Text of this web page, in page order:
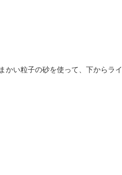
粒子の砂を使って、下からライ